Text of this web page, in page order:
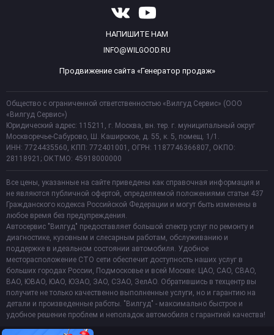
НАПИШИТЕ НАМ
INFO@WILGOOD.RU
Продвижение сайта «Генератор продаж»
Общество с ограниченной ответственностью «Вилгуд Сервис» (ООО
«Вилгуд Сервис»)
Юридический адрес: 115211, г. Москва, вн. тер. г. муниципальный округ
Москворечье-Сабурово, Ш. Каширское, д. 55, к. 5, помещ. 1/1.
ИНН: 7724435560, КПП: 772401001, ОГРН: 1187746366807, ОКПО:
28118921; ОКТМО: 45918000000
Все цены, указанные на сайте приведены как справочная информация и
не являются публичной офертой, определяемой положениями статьи 437
Гражданского кодекса Российской Федерации и могут быть изменены в
любое время без предупреждения.
Автосервис "Вилгуд" предоставляет большой спектр услуг по ремонту и
диагностике, кузовным и слесарным работам, обслуживанию и
поддержке в идеальном состоянии автомобиля. Удобное
месторасположение СТО сети обеспечит доступность наших услуг в
больших городах России, Подмосковье и всей Москве: ЦАО, САО, СВАО,
ВАО, ЮВАО, ЮАО, ЮЗАО, ЗАО, СЗАО, ЗелАО. Обратившись в техцентр вы
получите не только качественно выполненные услуги, но и гарантию на
детали и произведенные работы. "Вилгуд" - максимально быстрое и
удобное решение проблем и неполадок автомобиля с гарантией качества!